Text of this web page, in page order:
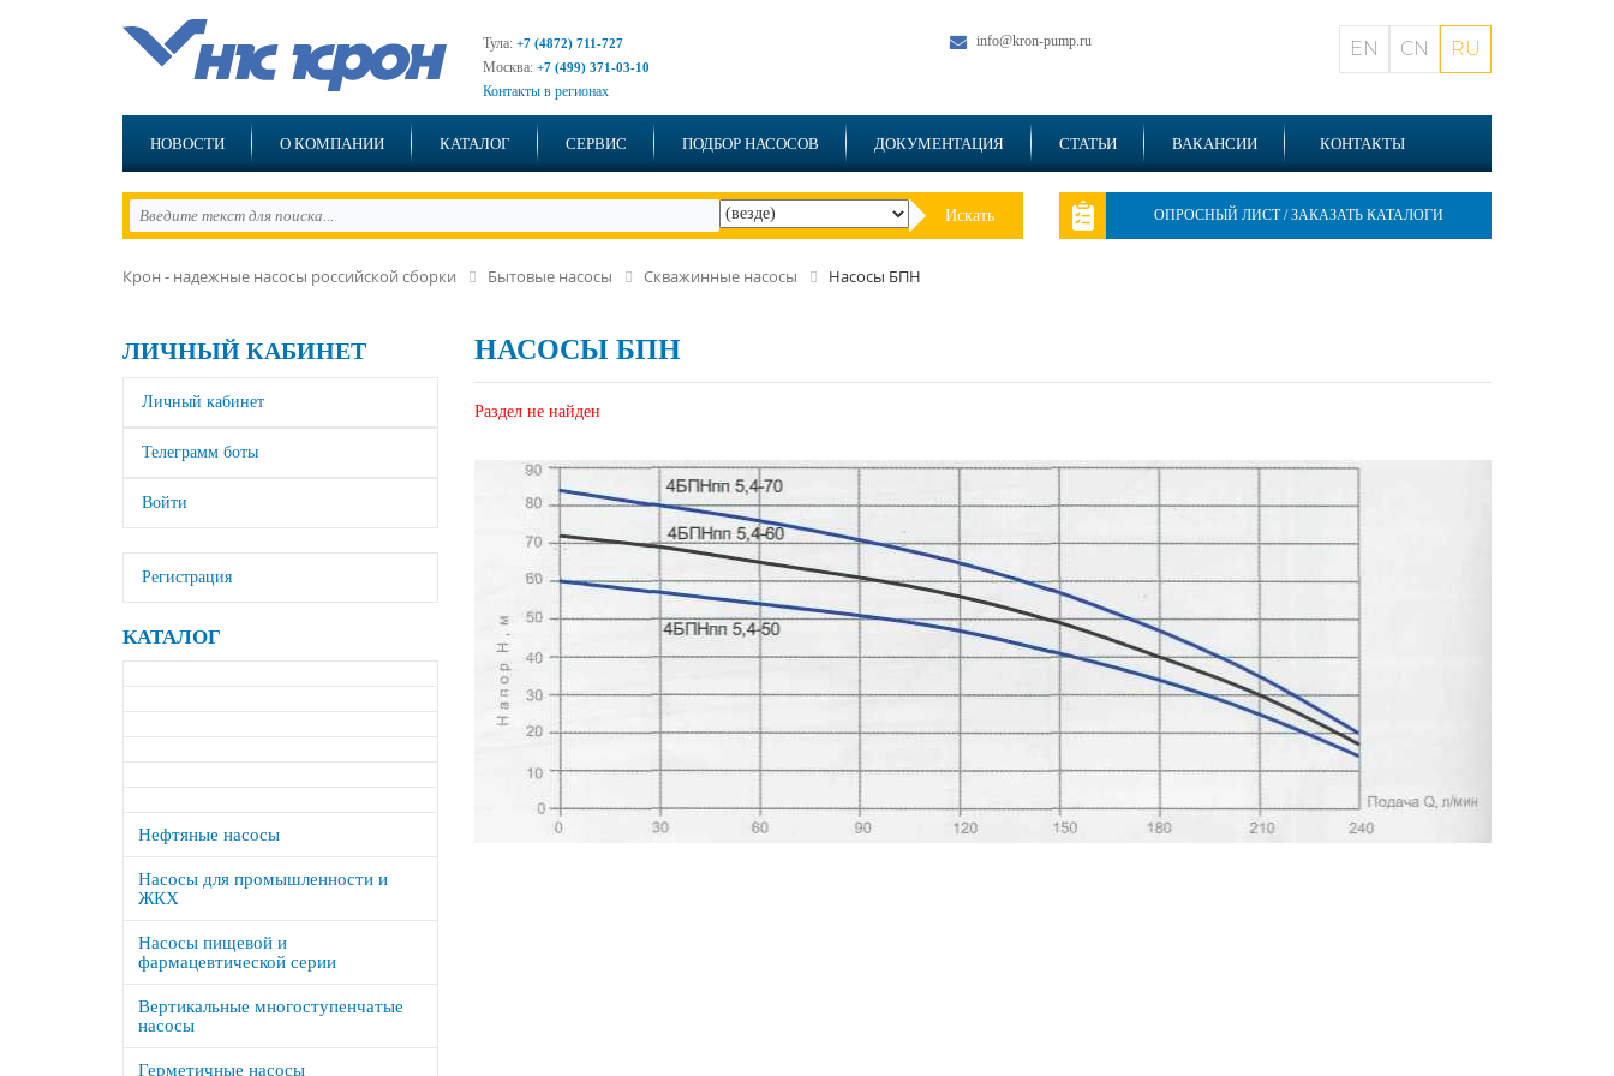
Тула: +7 (4872) 711-727
Москва: +7 (499) 371-03-10
Контакты в регионах
info@kron-pump.ru EN CN RU
НОВОСТИ О КОМПАНИИ КАТАЛОГ СЕРВИС ПОДБОР НАСОСОВ ДОКУМЕНТАЦИЯ СТАТЬИ ВАКАНСИИ КОНТАКТЫ
Искать ОПРОСНЫЙ ЛИСТ / ЗАКАЗАТЬ КАТАЛОГИ
Крон - надежные насосы российской сборки Бытовые насосы Скважинные насосы Насосы БПН
ЛИЧНЫЙ КАБИНЕТ
Личный кабинет
Телеграмм боты
Войти
Регистрация
КАТАЛОГ
Нефтяные насосы
Насосы для промышленности и
ЖКХ
Насосы пищевой и
фармацевтической серии
Вертикальные многоступенчатые
насосы
Герметичные насосы
НАСОСЫ БПН
Раздел не найден